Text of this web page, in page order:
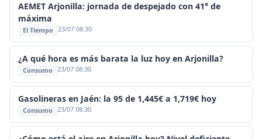
AEMET Arjonilla: jornada de despejado con 41° de
máxima
El Tiempo 23/07 08:30
¿A qué hora es más barata la luz hoy en Arjonilla?
Consumo 23/07 08:30
Gasolineras en Jaén: la 95 de 1,445€ a 1,719€ hoy
Consumo 23/07 08:30